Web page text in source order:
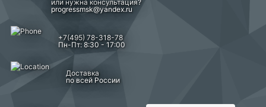
или нужна консультация?
progressmsk@yandex.ru
+7(495) 78-318-78
Пн-Пт: 8:30 - 17:00
Доставка
по всей России